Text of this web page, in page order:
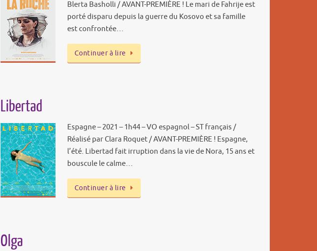
Blerta Basholli / AVANT-PREMIÈRE ! Le mari de Fahrije est
porté disparu depuis la guerre du Kosovo et sa famille
est confrontée…
Continuer à lire
Libertad
Espagne – 2021 – 1h44 – VO espagnol – ST français /
Réalisé par Clara Roquet / AVANT-PREMIÈRE ! Espagne,
l’été. Libertad fait irruption dans la vie de Nora, 15 ans et
bouscule le calme…
Continuer à lire
Olga